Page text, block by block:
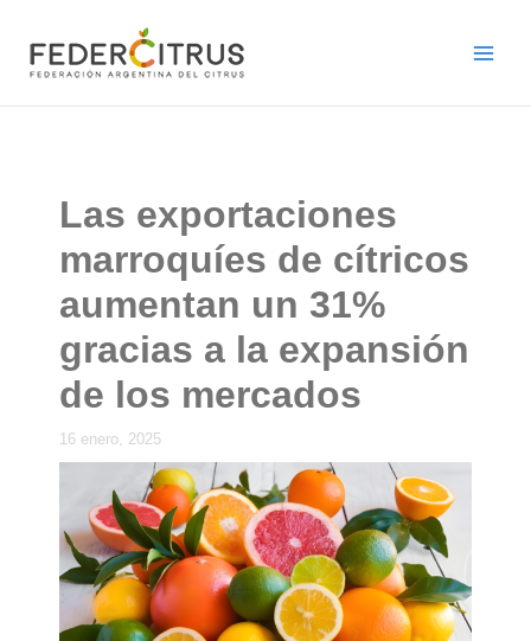
contenido
Las exportaciones
marroquíes de cítricos
aumentan un 31%
gracias a la expansión
de los mercados
16 enero, 2025